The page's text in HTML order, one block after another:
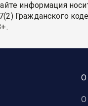
информация
Гражданского
О
О